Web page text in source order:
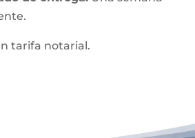
tarifa notarial.